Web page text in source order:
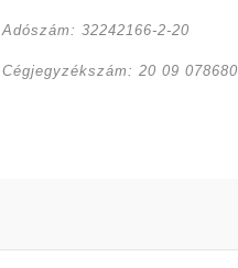
Adószám: 32242166-2-20
Cégjegyzékszám: 20 09 078680